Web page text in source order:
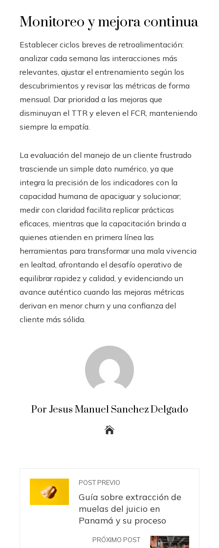
Monitoreo y mejora continua
Establecer ciclos breves de retroalimentación:
analizar cada semana las interacciones más
relevantes, ajustar el entrenamiento según los
descubrimientos y revisar las métricas de forma
mensual. Dar prioridad a las mejoras que
disminuyan el TTR y eleven el FCR, manteniendo
siempre la empatía.
La evaluación del manejo de un cliente frustrado
trasciende un simple dato numérico, ya que
integra la precisión de los indicadores con la
capacidad humana de apaciguar y solucionar;
medir con claridad facilita replicar prácticas
eficaces, mientras que la capacitación brinda a
quienes atienden en primera línea las
herramientas para transformar una mala vivencia
en lealtad, afrontando el desafío operativo de
equilibrar rapidez y calidad, y evidenciando un
avance auténtico cuando las mejoras métricas
derivan en menor churn y una confianza del
cliente más sólida.
Por Jesus Manuel Sanchez Delgado
POST PREVIO
Guía sobre extracción de
muelas del juicio en
Panamá y su proceso
PRÓXIMO POST